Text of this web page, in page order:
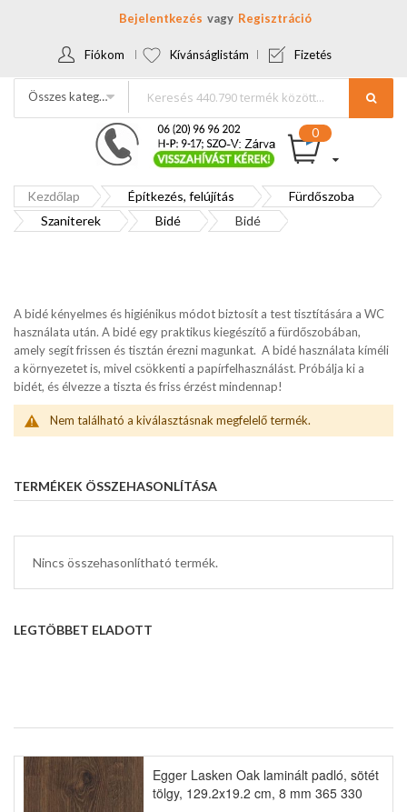
Bejelentkezés Regisztráció
Fiókom Kívánságlistám Fizetés
Összes kategória
Kezdőlap Építkezés, felújítás
Fürdőszoba
Szaniterek
Bidé Bidé
A bidé kényelmes és higiénikus módot biztosít a test tisztítására a WC
használata után. A bidé egy praktikus kiegészítő a fürdőszobában,
amely segít frissen és tisztán érezni magunkat. A bidé használata kíméli
a környezetet is, mivel csökkenti a papírfelhasználást. Próbálja ki a
bidét, és élvezze a tiszta és friss érzést mindennap!
Nem található a kiválasztásnak megfelelő termék.
TERMÉKEK ÖSSZEHASONLÍTÁSA
Nincs összehasonlítható termék.
LEGTÖBBET ELADOTT
Egger Lasken Oak laminált padló, sötét
tölgy, 129.2x19.2 cm, 8 mm 365 330